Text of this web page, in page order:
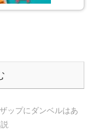
ップにダンベルはあ